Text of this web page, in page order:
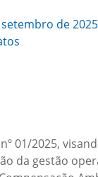
de 2025
01/2025,
da gestão